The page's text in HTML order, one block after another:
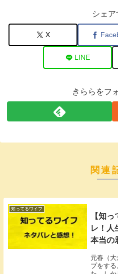
シェア
X
LINE
きららをフ
関連
知ってるワイフ
【知
レ！人
本当の
元春（
プをす